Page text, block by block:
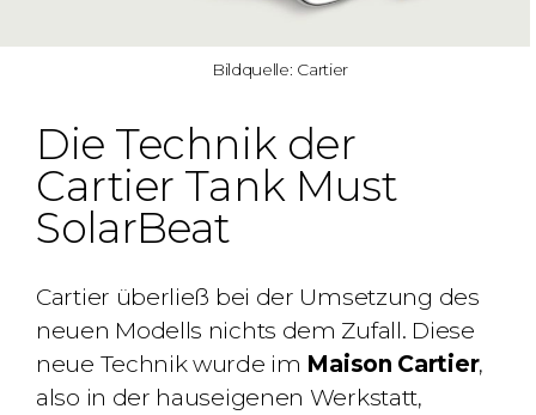
Bildquelle: Cartier
Die Technik der
Cartier Tank Must
SolarBeat
Cartier überließ bei der Umsetzung des
neuen Modells nichts dem Zufall. Diese
neue Technik wurde im Maison Cartier,
also in der hauseigenen Werkstatt,